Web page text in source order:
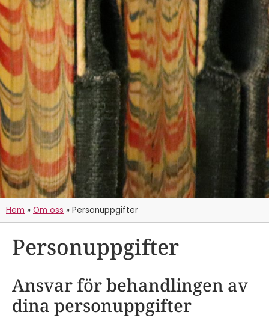
Hem » Om oss » Personuppgifter
Personuppgifter
Ansvar för behandlingen av
dina personuppgifter